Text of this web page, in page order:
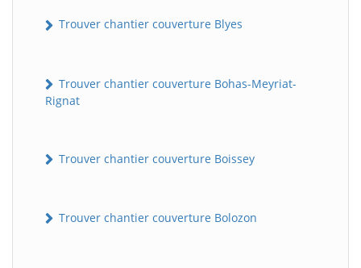
Trouver chantier couverture Blyes
Trouver chantier couverture Bohas-Meyriat-
Rignat
Trouver chantier couverture Boissey
Trouver chantier couverture Bolozon